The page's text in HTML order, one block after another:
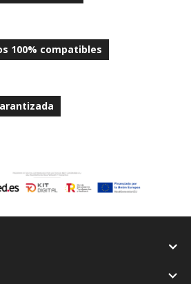
100% compatibles
